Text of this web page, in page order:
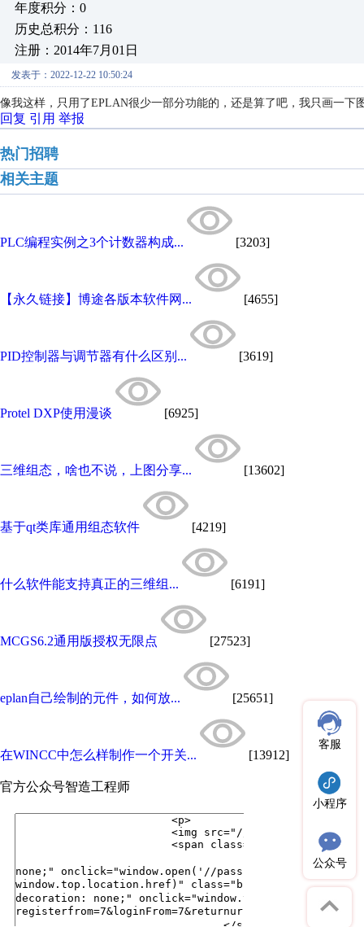
年度积分：0
历史总积分：116
注册：2014年7月01日
发表于：2022-12-22 10:50:24
像我这样，只用了EPLAN很少一部分功能的，还是算了吧，我只画一下
回复 引用 举报
热门招聘
相关主题
PLC编程实例之3个计数器构成... [3203]
【永久链接】博途各版本软件网... [4655]
PID控制器与调节器有什么区别... [3619]
Protel DXP使用漫谈 [6925]
三维组态，啥也不说，上图分享... [13602]
基于qt类库通用组态软件 [4219]
什么软件能支持真正的三维组... [6191]
MCGS6.2通用版授权无限点 [27523]
eplan自己绘制的元件，如何放... [25651]
在WINCC中怎么样制作一个开关... [13912]
官方公众号智造工程师
客服
小程序
公众号